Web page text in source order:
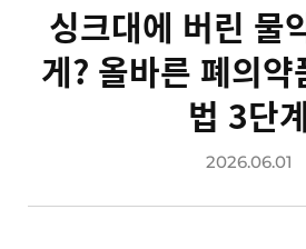
싱크대에 버린 물
게? 올바른 폐의
법 3단계
2026.06.01